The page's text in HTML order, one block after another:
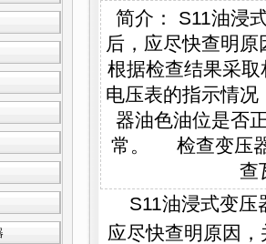
简介： S11油浸
后，应尽快查明
根据检查结果采
电压表的指示情
器油色油位是否
常。 检查变压器
查
S11油浸式变压
应尽快查明原因